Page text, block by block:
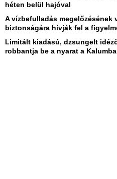
héten belül hajóval
A vízbefulladás megelőzésének
biztonságára hívják fel a
Limitált kiadású, dzsungelt
robbantja be a nyarat a Kalumba